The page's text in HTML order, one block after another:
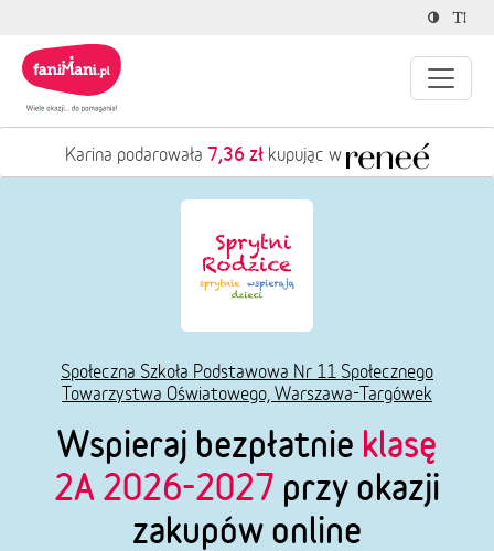
Karina podarowała 7,36 zł kupując w
Społeczna Szkoła Podstawowa Nr 11 Społecznego
Towarzystwa Oświatowego, Warszawa-Targówek
Wspieraj bezpłatnie klasę
2A 2026-2027 przy okazji
zakupów online